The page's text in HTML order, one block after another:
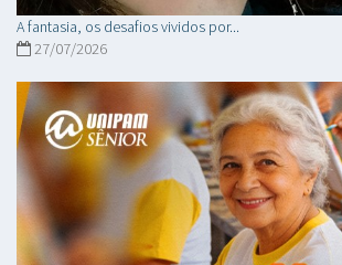
A fantasia, os desafios vividos por...
27/07/2026